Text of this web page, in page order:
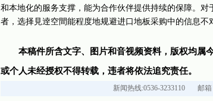
和本地化的服务支撑，能为合作伙伴提供持续的保障。
者，选择見逹空間能程度地规避进口地板采购中的信息不
本稿件所含文字、图片和音视频资料，版权均属
或个人未经授权不得转载，违者将依法追究责任。
新闻热线:0536-3233110 邮箱